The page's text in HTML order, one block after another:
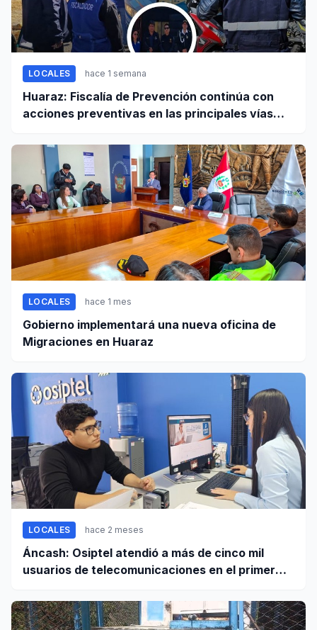
LOCALES hace 1 semana
Huaraz: Fiscalía de Prevención continúa con
acciones preventivas en las principales vías
LOCALES hace 1 mes
Gobierno implementará una nueva oficina de
Migraciones en Huaraz
LOCALES hace 2 meses
Áncash: Osiptel atendió a más de cinco mil
usuarios de telecomunicaciones en el primer